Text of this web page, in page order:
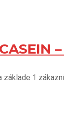
základe 1